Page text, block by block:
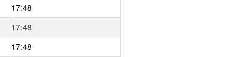
17:48
17:48
17:48